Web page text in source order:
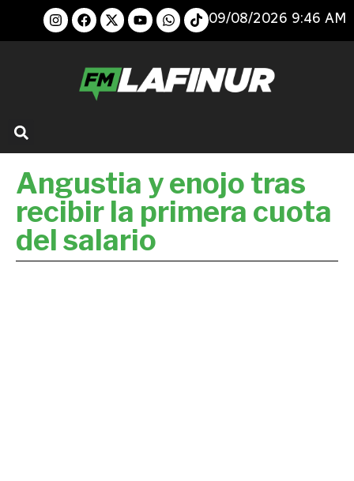
09/08/2026 9:46 AM
Angustia y enojo tras
recibir la primera cuota
del salario